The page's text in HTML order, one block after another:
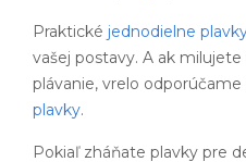
Praktické jednodielne
vašej postavy. A ak
plávanie, vrelo
plavky.
Pokiaľ zháňate plavky pre